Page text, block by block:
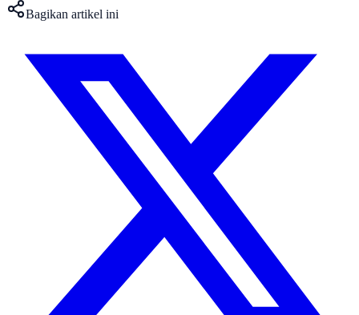
Bagikan artikel ini